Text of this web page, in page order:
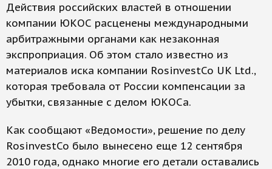
Действия российских властей в отношении
компании ЮКОС расценены международными
арбитражными органами как незаконная
экспроприация. Об этом стало известно из
материалов иска компании RosinvestCo UK Ltd.,
которая требовала от России компенсации за
убытки, связанные с делом ЮКОСа.
Как сообщают «Ведомости», решение по делу
RosinvestCo было вынесено еще 12 сентября
2010 года, однако многие его детали оставались